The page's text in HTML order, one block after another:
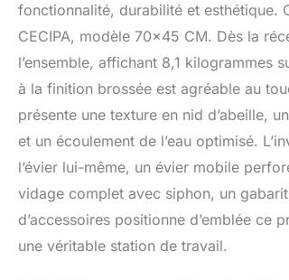
fonctionnalité, durabilité et esthétique.
CECIPA, modèle 70×45 CM. Dès la
l’ensemble, affichant 8,1 kilogrammes
à la finition brossée est agréable au
présente une texture en nid d’abeille,
et un écoulement de l’eau optimisé.
l’évier lui-même, un évier mobile
vidage complet avec siphon, un
d’accessoires positionne d’emblée ce
une véritable station de travail.